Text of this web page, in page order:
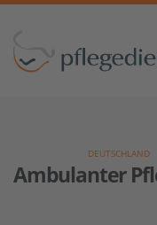
Ambulanter
DEUTSCHLAND